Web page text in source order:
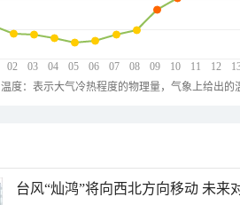
02 03 04 05 06 07 08 09 10 11 12
温度：表示大气冷热程度的物理量，气象上给出
台风“灿鸿”将向西北方向移动 未来